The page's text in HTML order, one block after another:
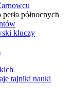
północnych
kluczy
tajniki nauki